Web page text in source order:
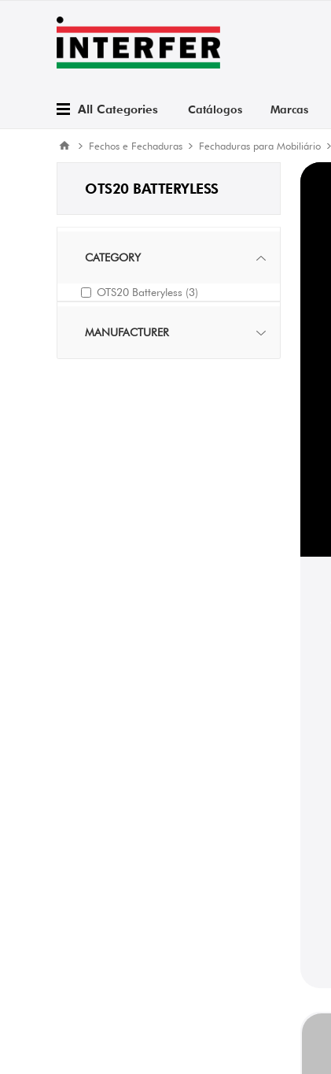
All Categories Catálogos Marcas
Fechos e Fechaduras Fechaduras para Mobiliário
OTS20 BATTERYLESS
CATEGORY
OTS20 Batteryless (3)
MANUFACTURER